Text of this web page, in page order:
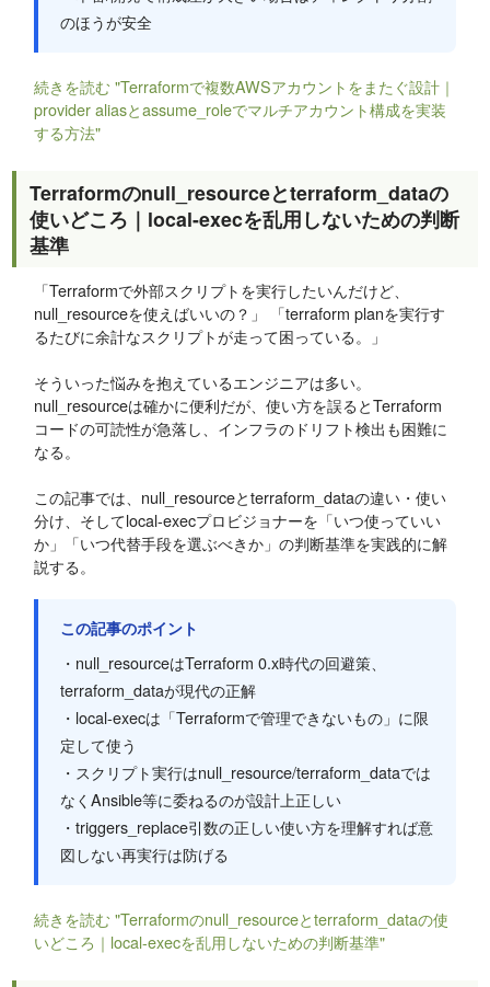
のほうが安全
続きを読む "Terraformで複数AWSアカウントをまたぐ設計｜
provider aliasとassume_roleでマルチアカウント構成を実装
する方法"
Terraformのnull_resourceとterraform_dataの
使いどころ｜local-execを乱用しないための判断
基準
「Terraformで外部スクリプトを実行したいんだけど、
null_resourceを使えばいいの？」 「terraform planを実行す
るたびに余計なスクリプトが走って困っている。」
そういった悩みを抱えているエンジニアは多い。
null_resourceは確かに便利だが、使い方を誤るとTerraform
コードの可読性が急落し、インフラのドリフト検出も困難に
なる。
この記事では、null_resourceとterraform_dataの違い・使い
分け、そしてlocal-execプロビジョナーを「いつ使っていい
か」「いつ代替手段を選ぶべきか」の判断基準を実践的に解
説する。
この記事のポイント
・null_resourceはTerraform 0.x時代の回避策、
terraform_dataが現代の正解
・local-execは「Terraformで管理できないもの」に限
定して使う
・スクリプト実行はnull_resource/terraform_dataでは
なくAnsible等に委ねるのが設計上正しい
・triggers_replace引数の正しい使い方を理解すれば意
図しない再実行は防げる
続きを読む "Terraformのnull_resourceとterraform_dataの使
いどころ｜local-execを乱用しないための判断基準"